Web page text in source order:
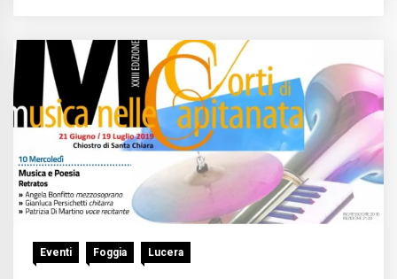
Eventi Foggia Lucera